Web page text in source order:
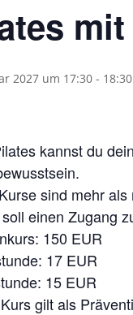
2027 um 17:30 - 18:30
kannst du
sind mehr
einen Zugang
150 EUR
17 EUR
15 EUR
gilt als